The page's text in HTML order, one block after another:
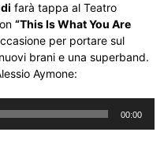
farà tappa al Teatro
“This Is What You Are
per portare sul
brani e una superband.
Aymone:
00:00